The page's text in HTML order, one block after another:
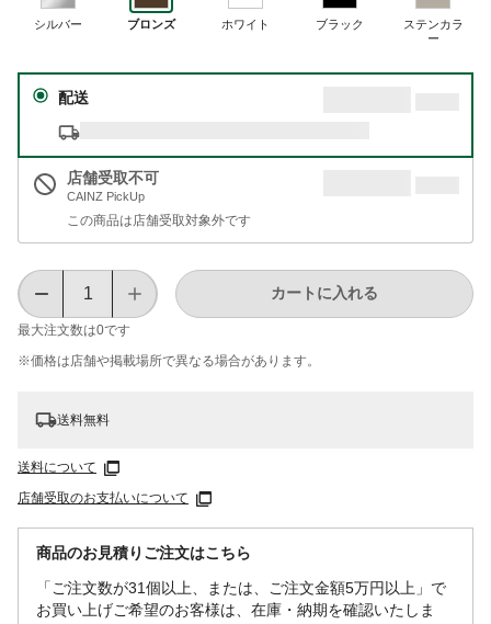
シルバー ブロンズ ホワイト ブラック
ステンカラ
ー
配送
店舗受取不可
CAINZ PickUp
この商品は店舗受取対象外です
最大注文数は0です
カートに入れる
※価格は​店舗や​掲載場所で​異なる​場合が​あります。
送料無料
送料について
店舗受取のお支払いについて
商品のお見積りご注文はこちら
「ご注文数が31個以上、または、ご注文金額5万円以上」で
お買い上げご希望のお客様は、在庫・納期を確認いたしま